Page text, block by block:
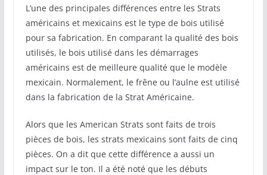
L’une des principales différences entre les Strats
américains et mexicains est le type de bois utilisé
pour sa fabrication. En comparant la qualité des bois
utilisés, le bois utilisé dans les démarrages
américains est de meilleure qualité que le modèle
mexicain. Normalement, le frêne ou l’aulne est utilisé
dans la fabrication de la Strat Américaine.
Alors que les American Strats sont faits de trois
pièces de bois, les strats mexicains sont faits de cinq
pièces. On a dit que cette différence a aussi un
impact sur le ton. Il a été noté que les débuts